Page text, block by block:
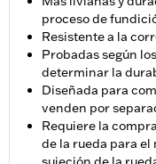
proceso de
Resistente a la
Probadas según
determinar la
Diseñada para
venden por
Requiere la
de la rueda para